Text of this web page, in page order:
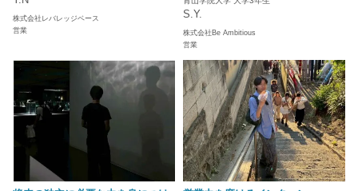
株式会社レバレッジベース
営業
S.Y.
株式会社Be Ambitious
営業